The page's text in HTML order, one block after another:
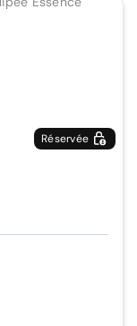
Réservée